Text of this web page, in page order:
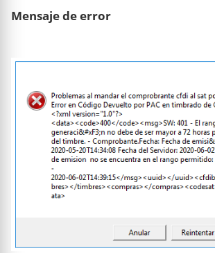
Mensaje de error